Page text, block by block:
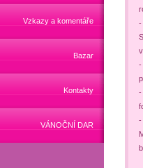
Vzkazy a komentáře
Bazar
Kontakty
VÁNOČNÍ DAR
-
-
-
-